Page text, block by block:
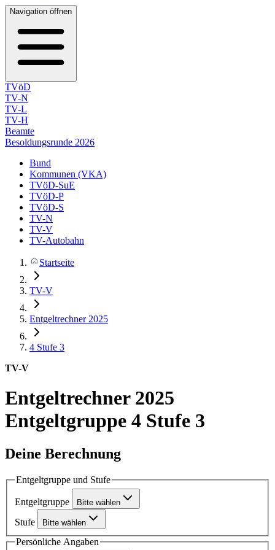
Navigation öffnen
TVöD
TV-N
TV-L
TV-H
Beamte
Besoldungsrunde 2026
Bund
Kommunen (VKA)
TVöD-SuE
TVöD-P
TVöD-S
TV-N
TV-V
TV-Autobahn
Startseite
TV-V
Entgeltrechner 2025
4 Stufe 3
TV-V
Entgeltrechner 2025
Entgeltgruppe 4 Stufe 3
Deine Berechnung
Entgeltgruppe und Stufe
Entgeltgruppe Bitte wählen
Stufe Bitte wählen
Persönliche Angaben